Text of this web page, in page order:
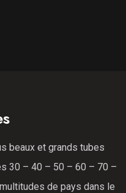
beaux et grands tubes
30 – 40 – 50 – 60 – 70 –
de pays dans le